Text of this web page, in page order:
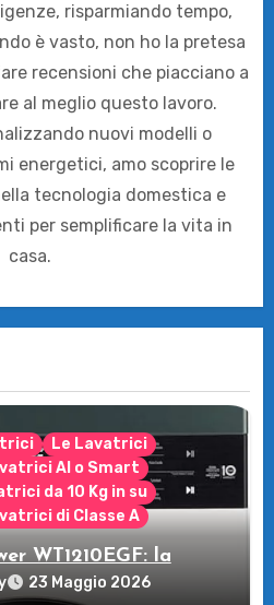
risparmiando tempo,
è vasto, non ho la pretesa
recensioni che piacciano a
al meglio questo lavoro.
nuovi modelli o
energetici, amo scoprire le
tecnologia domestica e
per semplificare la vita in
casa.
Le Lavatrici
AI o Smart
da 10 Kg in su
di Classe A
WT1210EGF: la
per il tuo bucato!
23 Maggio 2026